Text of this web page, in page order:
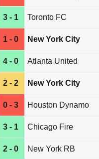
3 - 1 Toronto FC
1 - 0 New York City
4 - 0 Atlanta United
2 - 2 New York City
0 - 3 Houston Dynamo
3 - 1 Chicago Fire
2 - 0 New York RB